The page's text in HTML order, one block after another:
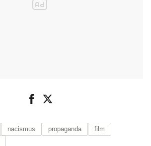
nacismus propaganda
film